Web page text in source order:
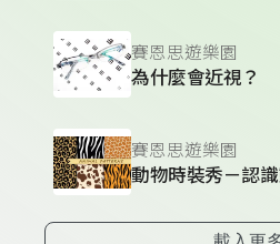
賽恩思遊樂園
為什麼會近視？
賽恩思遊樂園
動物時裝秀－認